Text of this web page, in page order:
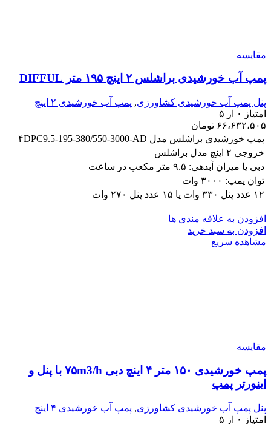
مقایسه
پمپ آب خورشیدی براشلس ۲ اینچ ۱۹۵ متر DIFFUL
پنل پمپ آب خورشیدی کشاورزی, پمپ آب خورشیدی ۲ اینچ
امتیاز
۰
از ۵
۶۶،۶۳۲،۵۰۵ تومان
پمپ خورشیدی براشلس مدل ۴DPC9.5-195-380/550-3000-AD
خروجی ۲ اینچ مدل براشلس
دبی یا میزان آبدهی: ۹.۵ متر مکعب در ساعت
توان پمپ: ۳۰۰۰ وات
۱۲ عدد پنل ۳۳۰ وات یا ۱۵ عدد پنل ۲۷۰ وات
افزودن به علاقه مندی ها
افزودن به سبد خرید
مشاهده سریع
مقایسه
پمپ خورشیدی ۱۵۰ متر ۴ اینچ دبی ۷۵m3/h با پنل و
اینورتر پمپ
پنل پمپ آب خورشیدی کشاورزی, پمپ آب خورشیدی ۴ اینچ
امتیاز
۰
از ۵